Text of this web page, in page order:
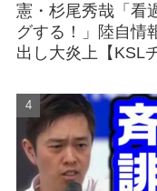
憲・杉尾秀哉「看
グする！」陸自情
出し大炎上【KSL